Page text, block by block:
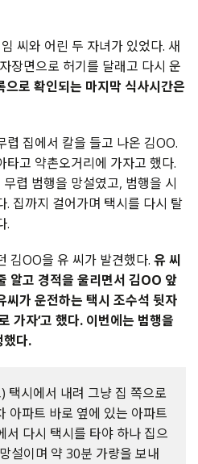
임 씨와 어린 두 자녀가 있었다. 새
자장면으로 허기를 달래고 다시 운
으로 확인되는 마지막 식사시간은
렵 집에서 칼을 들고 나온 김OO.
타고 약촌오거리에 가자고 했다.
무렵 범행을 망설였고, 범행을 시
. 집까지 걸어가며 택시를 다시 탈
.
김OO을 유 씨가 발견했다. 유씨
알고 경적을 울리면서 김OO 앞
씨가 운전하는 택시 조수석 뒷자
가자‘고 했다. 이번에는 범행을
했다.
택시에서 내려 그냥 집 쪽으로
아파트 바로 옆에 있는 아파트
서 다시 택시를 타야 하나 집으
설이며 약 30분 가량을 보내